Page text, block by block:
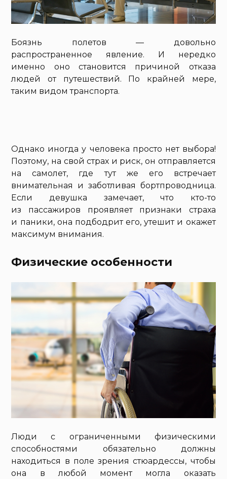
Боязнь полетов — довольно
распространенное явление. И нередко
именно оно становится причиной отказа
людей от путешествий. По крайней мере,
таким видом транспорта.
Однако иногда у человека просто нет выбора!
Поэтому, на свой страх и риск, он отправляется
на самолет, где тут же его встречает
внимательная и заботливая бортпроводница.
Если девушка замечает, что кто-то
из пассажиров проявляет признаки страха
и паники, она подбодрит его, утешит и окажет
максимум внимания.
Физические особенности
Люди с ограниченными физическими
способностями обязательно должны
находиться в поле зрения стюардессы, чтобы
она в любой момент могла оказать